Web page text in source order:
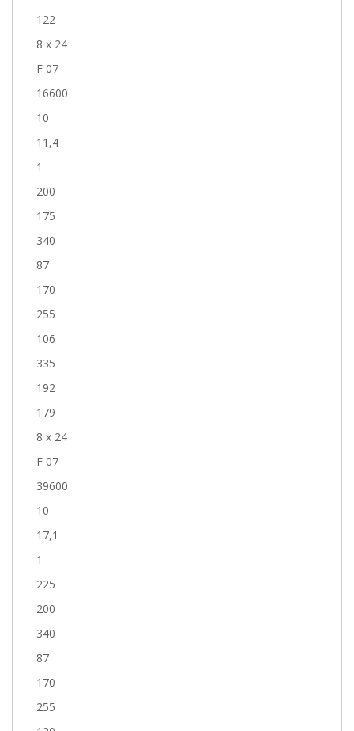
122
8 x 24
F 07
16600
10
11,4
1
200
175
340
87
170
255
106
335
192
179
8 x 24
F 07
39600
10
17,1
1
225
200
340
87
170
255